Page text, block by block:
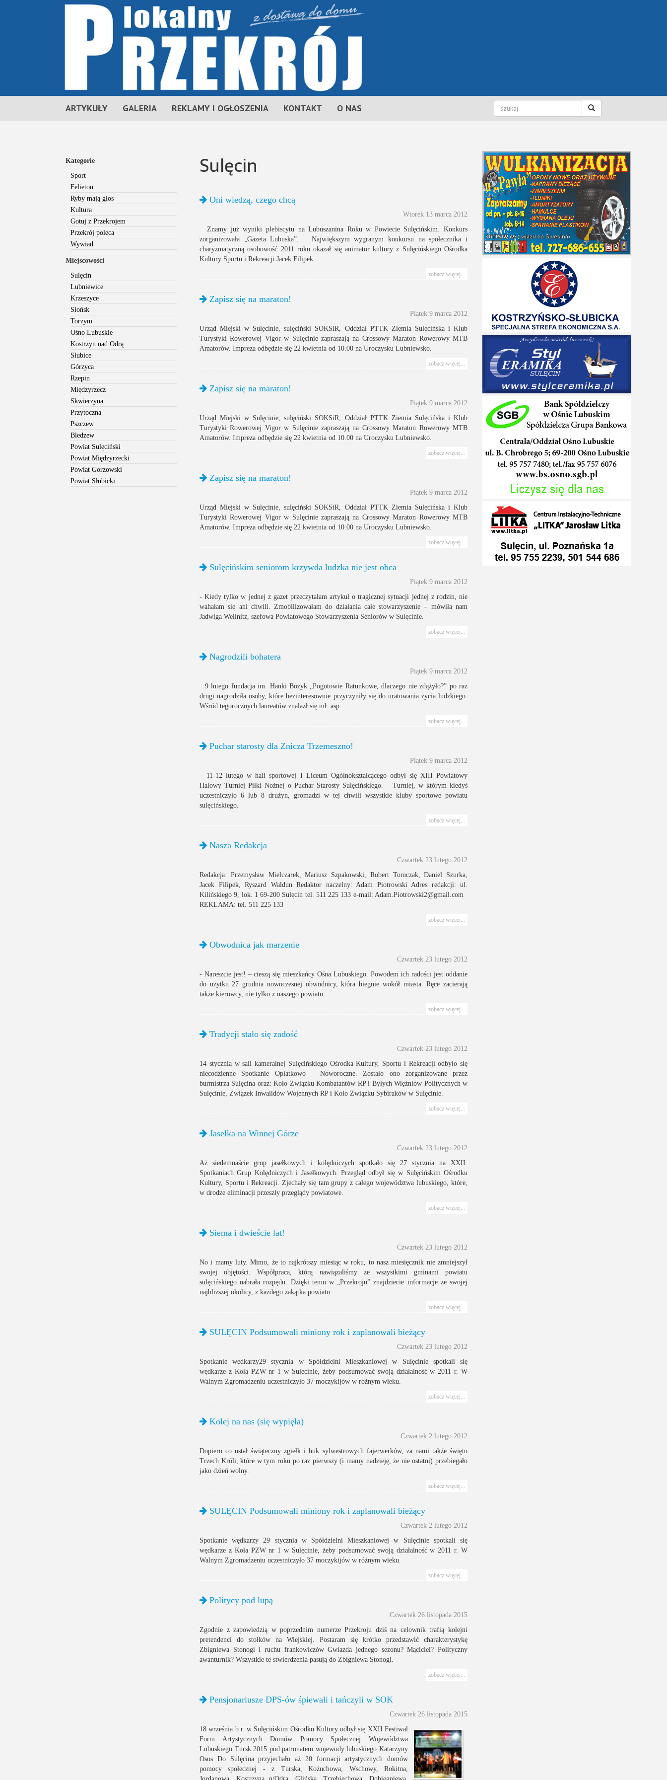
ARTYKUŁY GALERIA REKLAMY I OGŁOSZENIA KONTAKT O NAS
Kategorie
Sport
Felieton
Ryby mają głos
Kultura
Gotuj z Przekrojem
Przekrój poleca
Wywiad
Miejscowości
Sulęcin
Lubniewice
Krzeszyce
Słońsk
Torzym
Ośno Lubuskie
Kostrzyn nad Odrą
Słubice
Górzyca
Rzepin
Międzyrzecz
Skwierzyna
Przytoczna
Pszczew
Bledzew
Powiat Sulęciński
Powiat Międzyrzecki
Powiat Gorzowski
Powiat Słubicki
Sulęcin
Oni wiedzą, czego chcą
Wtorek 13 marca 2012
Znamy już wyniki plebiscytu na Lubuszanina Roku w Powiecie Sulęcińskim. Konkurs
zorganizowała „Gazeta Lubuska”. Największym wygranym konkursu na społecznika i
charyzmatyczną osobowość 2011 roku okazał się animator kultury z Sulęcińskiego Ośrodka
Kultury Sportu i Rekreacji Jacek Filipek.
zobacz więcej...
Zapisz się na maraton!
Piątek 9 marca 2012
Urząd Miejski w Sulęcinie, sulęciński SOKSiR, Oddział PTTK Ziemia Sulęcińska i Klub
Turystyki Rowerowej Vigor w Sulęcinie zapraszają na Crossowy Maraton Rowerowy MTB
Amatorów. Impreza odbędzie się 22 kwietnia od 10.00 na Uroczysku Lubniewsko.
zobacz więcej...
Zapisz się na maraton!
Piątek 9 marca 2012
Urząd Miejski w Sulęcinie, sulęciński SOKSiR, Oddział PTTK Ziemia Sulęcińska i Klub
Turystyki Rowerowej Vigor w Sulęcinie zapraszają na Crossowy Maraton Rowerowy MTB
Amatorów. Impreza odbędzie się 22 kwietnia od 10.00 na Uroczysku Lubniewsko.
zobacz więcej...
Zapisz się na maraton!
Piątek 9 marca 2012
Urząd Miejski w Sulęcinie, sulęciński SOKSiR, Oddział PTTK Ziemia Sulęcińska i Klub
Turystyki Rowerowej Vigor w Sulęcinie zapraszają na Crossowy Maraton Rowerowy MTB
Amatorów. Impreza odbędzie się 22 kwietnia od 10.00 na Uroczysku Lubniewsko.
zobacz więcej...
Sulęcińskim seniorom krzywda ludzka nie jest obca
Piątek 9 marca 2012
- Kiedy tylko w jednej z gazet przeczytałam artykuł o tragicznej sytuacji jednej z rodzin, nie
wahałam się ani chwili. Zmobilizowałam do działania całe stowarzyszenie – mówiła nam
Jadwiga Wellnitz, szefowa Powiatowego Stowarzyszenia Seniorów w Sulęcinie.
zobacz więcej...
Nagrodzili bohatera
Piątek 9 marca 2012
9 lutego fundacja im. Hanki Bożyk „Pogotowie Ratunkowe, dlaczego nie zdążyło?” po raz
drugi nagrodziła osoby, które bezinteresownie przyczyniły się do uratowania życia ludzkiego.
Wśród tegorocznych laureatów znalazł się mł. asp.
zobacz więcej...
Puchar starosty dla Znicza Trzemeszno!
Piątek 9 marca 2012
11-12 lutego w hali sportowej I Liceum Ogólnokształcącego odbył się XIII Powiatowy
Halowy Turniej Piłki Nożnej o Puchar Starosty Sulęcińskiego. Turniej, w którym kiedyś
uczestniczyło 6 lub 8 drużyn, gromadzi w tej chwili wszystkie kluby sportowe powiatu
sulęcińskiego.
zobacz więcej...
Nasza Redakcja
Czwartek 23 lutego 2012
Redakcja: Przemysław Mielczarek, Mariusz Szpakowski, Robert Tomczak, Daniel Szurka,
Jacek Filipek, Ryszard Waldun Redaktor naczelny: Adam Piotrowski Adres redakcji: ul.
Kilińskiego 9, lok. 1 69-200 Sulęcin tel. 511 225 133 e-mail: Adam.Piotrowski2@gmail.com
REKLAMA: tel. 511 225 133
zobacz więcej...
Obwodnica jak marzenie
Czwartek 23 lutego 2012
- Nareszcie jest! – cieszą się mieszkańcy Ośna Lubuskiego. Powodem ich radości jest oddanie
do użytku 27 grudnia nowoczesnej obwodnicy, która biegnie wokół miasta. Ręce zacierają
także kierowcy, nie tylko z naszego powiatu.
zobacz więcej...
Tradycji stało się zadość
Czwartek 23 lutego 2012
14 stycznia w sali kameralnej Sulęcińskiego Ośrodka Kultury, Sportu i Rekreacji odbyło się
niecodzienne Spotkanie Opłatkowo – Noworoczne. Zostało ono zorganizowane przez
burmistrza Sulęcina oraz: Koło Związku Kombatantów RP i Byłych Więźniów Politycznych w
Sulęcinie, Związek Inwalidów Wojennych RP i Koło Związku Sybiraków w Sulęcinie.
zobacz więcej...
Jasełka na Winnej Górze
Czwartek 23 lutego 2012
Aż siedemnaście grup jasełkowych i kolędniczych spotkało się 27 stycznia na XXII.
Spotkaniach Grup Kolędniczych i Jasełkowych. Przegląd odbył się w Sulęcińskim Ośrodku
Kultury, Sportu i Rekreacji. Zjechały się tam grupy z całego województwa lubuskiego, które,
w drodze eliminacji przeszły przeglądy powiatowe.
zobacz więcej...
Siema i dwieście lat!
Czwartek 23 lutego 2012
No i mamy luty. Mimo, że to najkrótszy miesiąc w roku, to nasz miesięcznik nie zmniejszył
swojej objętości. Współpraca, którą nawiązaliśmy ze wszystkimi gminami powiatu
sulęcińskiego nabrała rozpędu. Dzięki temu w „Przekroju” znajdziecie informacje ze swojej
najbliższej okolicy, z każdego zakątka powiatu.
zobacz więcej...
SULĘCIN Podsumowali miniony rok i zaplanowali bieżący
Czwartek 23 lutego 2012
Spotkanie wędkarzy29 stycznia w Spółdzielni Mieszkaniowej w Sulęcinie spotkali się
wędkarze z Koła PZW nr 1 w Sulęcinie, żeby podsumować swoją działalność w 2011 r. W
Walnym Zgromadzeniu uczestniczyło 37 moczykijów w różnym wieku.
zobacz więcej...
Kolej na nas (się wypięła)
Czwartek 2 lutego 2012
Dopiero co ustał świąteczny zgiełk i huk sylwestrowych fajerwerków, za nami także święto
Trzech Króli, które w tym roku po raz pierwszy (i mamy nadzieję, że nie ostatni) przebiegało
jako dzień wolny.
zobacz więcej...
SULĘCIN Podsumowali miniony rok i zaplanowali bieżący
Czwartek 2 lutego 2012
Spotkanie wędkarzy 29 stycznia w Spółdzielni Mieszkaniowej w Sulęcinie spotkali się
wędkarze z Koła PZW nr 1 w Sulęcinie, żeby podsumować swoją działalność w 2011 r. W
Walnym Zgromadzeniu uczestniczyło 37 moczykijów w różnym wieku.
zobacz więcej...
Politycy pod lupą
Czwartek 26 listopada 2015
Zgodnie z zapowiedzią w poprzednim numerze Przekroju dziś na celownik trafią kolejni
pretendenci do stołków na Wiejskiej. Postaram się krótko przedstawić charakterystykę
Zbigniewa Stonogi i ruchu frankowiczów Gwiazda jednego sezonu? Mąciciel? Polityczny
awanturnik? Wszystkie te stwierdzenia pasują do Zbigniewa Stonogi.
zobacz więcej...
Pensjonariusze DPS-ów śpiewali i tańczyli w SOK
Czwartek 26 listopada 2015
18 września b.r. w Sulęcińskim Ośrodku Kultury odbył się XXII Festiwal
Form Artystycznych Domów Pomocy Społecznej Województwa
Lubuskiego Tursk 2015 pod patronatem wojewody lubuskiego Katarzyny
Osos Do Sulęcina przyjechało aż 20 formacji artystycznych domów
pomocy społecznej - z Turska, Kożuchowa, Wschowy, Rokitna,